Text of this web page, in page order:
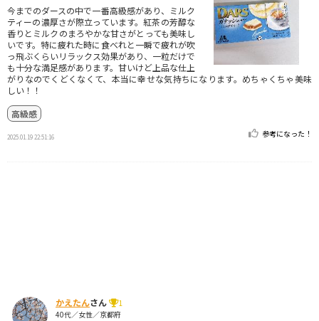
今までのダースの中で一番高級感があり、ミルク
ティーの濃厚さが際立っています。紅茶の芳醇な
香りとミルクのまろやかな甘さがとっても美味し
いです。特に疲れた時に食べれと一瞬で疲れが吹
っ飛ぶくらいリラックス効果があり、一粒だけで
も十分な満足感があります。甘いけど上品な仕上
がりなのでくどくなくて、本当に幸せな気持ちになります。めちゃくちゃ美味
しい！！
高級感
2025.01.19 22:51:16 参考になった！
かえたんさん
1
40代／女性／京都府